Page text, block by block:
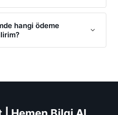
süreci sadece satışla
hizmetlerimizle
hangi ödeme